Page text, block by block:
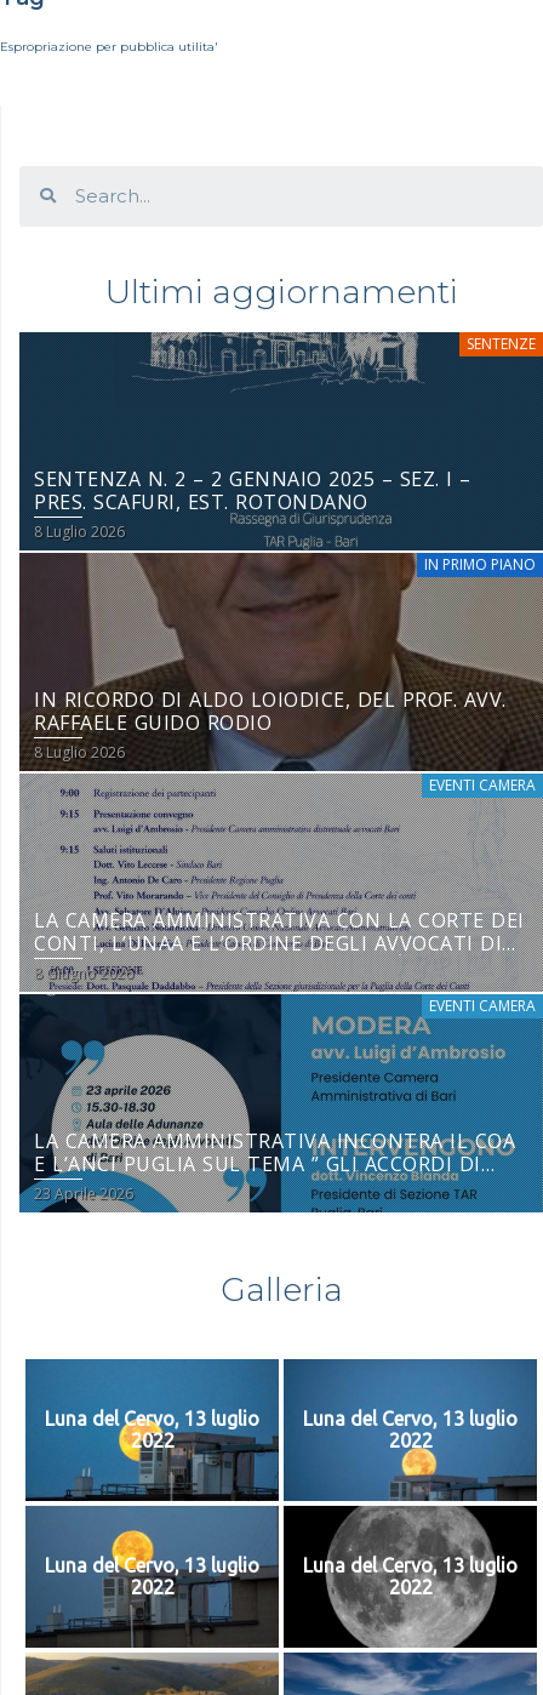
Espropriazione per pubblica utilita'
Ultimi aggiornamenti
SENTENZE
SENTENZA N. 2 – 2 GENNAIO 2025 – SEZ. I –
PRES. SCAFURI, EST. ROTONDANO
8 Luglio 2026
IN PRIMO PIANO
IN RICORDO DI ALDO LOIODICE, DEL PROF. AVV.
RAFFAELE GUIDO RODIO
8 Luglio 2026
EVENTI CAMERA
LA CAMERA AMMINISTRATIVA CON LA CORTE DEI
CONTI, L’UNAA E L’ORDINE DEGLI AVVOCATI DI
BARI SU “LA NUOVA RESPONSABILITÀ
AMMINISTRATIVA”
8 Giugno 2026
EVENTI CAMERA
LA CAMERA AMMINISTRATIVA INCONTRA IL COA
E L’ANCI PUGLIA SUL TEMA ” GLI ACCORDI DI
COLLABORAZIONE NEL CODICE DEI CONTRATTI
PUBBLICI” – 23 APRILE 2026
23 Aprile 2026
Galleria
Luna del Cervo, 13 luglio
2022
Luna del Cervo, 13 luglio
2022
Luna del Cervo, 13 luglio
2022
Luna del Cervo, 13 luglio
2022